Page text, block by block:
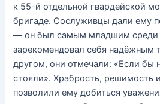
к 55-й отдельной гвардейской
бригаде. Сослуживцы дали ему
— он был самым младшим среди
зарекомендовал себя
другом, они отмечали: «Если бы
стояли». Храбрость, решимость
позволили ему добиться